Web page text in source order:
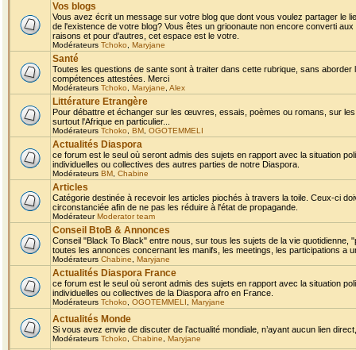
Vos blogs
Vous avez écrit un message sur votre blog que dont vous voulez partager le
de l'existence de votre blog? Vous êtes un grioonaute non encore converti
raisons et pour d'autres, cet espace est le votre.
Modérateurs Tchoko Maryjane
Santé
Toutes les questions de sante sont à traiter dans cette rubrique, sans
compétences attestées. Merci
Modérateurs Tchoko Maryjane Alex
Littérature Etrangère
Pour débattre et échanger sur les œuvres, essais, poèmes ou romans, sur
surtout l'Afrique en particulier...
Modérateurs Tchoko BM OGOTEMMELI
Actualités Diaspora
ce forum est le seul où seront admis des sujets en rapport avec la situation
individuelles ou collectives des autres parties de notre Diaspora.
Modérateurs BM Chabine
Articles
Catégorie destinée à recevoir les articles piochés à travers la toile. Ceux-ci
circonstanciée afin de ne pas les réduire à l'état de propagande.
ModérateurModerator team
Conseil BtoB & Annonces
Conseil "Black To Black" entre nous, sur tous les sujets de la vie
toutes les annonces concernant les manifs, les meetings, les participations a
Modérateurs Chabine Maryjane
Actualités Diaspora France
ce forum est le seul où seront admis des sujets en rapport avec la situation
individuelles ou collectives de la Diaspora afro en France.
Modérateurs Tchoko OGOTEMMELI Maryjane
Actualités Monde
Si vous avez envie de discuter de l’actualité mondiale, n’ayant aucun lien
Modérateurs Tchoko Chabine Maryjane